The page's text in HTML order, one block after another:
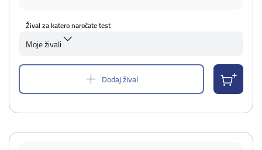
Žival za katero naročate test
Moje živali
Dodaj žival